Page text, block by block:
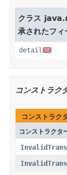
クラス
承されたフィ
detail SE
コンストラク
コンストラク
コンストラクタ